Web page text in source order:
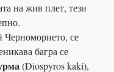
на жив плет, тези
Черноморието, се
багра се
(Diospyros kaki),